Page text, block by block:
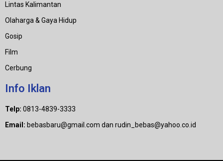
Lintas Kalimantan
Olaharga & Gaya Hidup
Gosip
Film
Cerbung
Info Iklan
Telp: 0813-4839-3333
Email: bebasbaru@gmail.com dan rudin_bebas@yahoo.co.id